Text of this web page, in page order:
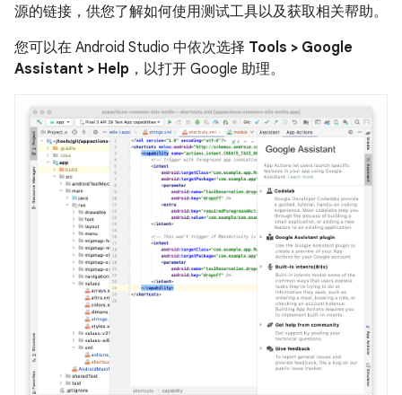
源的链接，供您了解如何使用测试工具以及获取相关帮助。
您可以在 Android Studio 中依次选择 Tools > Google
Assistant > Help ，以打开 Google 助理。